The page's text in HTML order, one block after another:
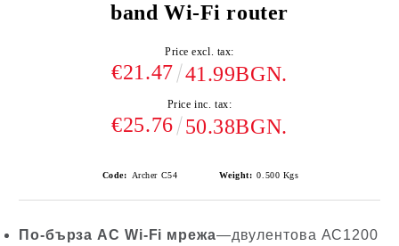
band Wi-Fi router
Price excl. tax:
€21.47 41.99BGN.
Price inc. tax:
€25.76 50.38BGN.
Code: Archer C54 Weight: 0.500 Kgs
По-бърза AC Wi-Fi мрежа—двулентова AC1200